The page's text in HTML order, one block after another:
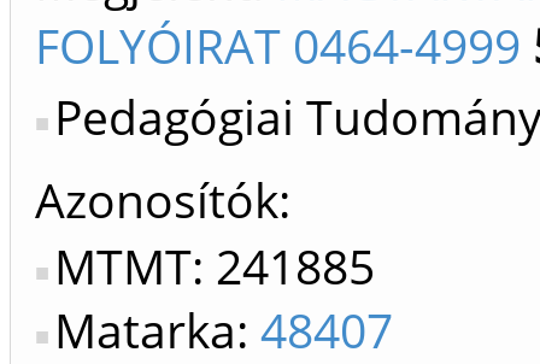
FOLYÓIRAT 0464-4999
Pedagógiai
Azonosítók
MTMT: 241885
Matarka: 48407